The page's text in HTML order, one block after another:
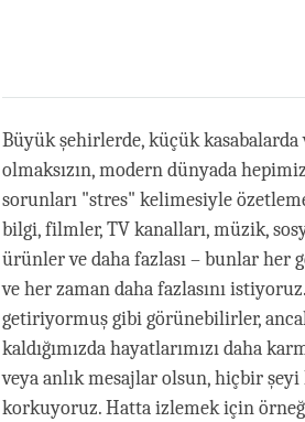
Büyük şehirlerde, küçük kasabalarda
olmaksızın, modern dünyada
sorunları "stres" kelimesiyle
bilgi, filmler, TV kanalları, müzik,
ürünler ve daha fazlası – bunlar her
ve her zaman daha fazlasını
getiriyormuş gibi görünebilirler,
kaldığımızda hayatlarımızı daha
veya anlık mesajlar olsun, hiçbir
korkuyoruz. Hatta izlemek için